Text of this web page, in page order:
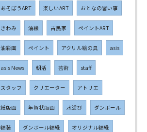
あそぼうART 楽しいART おとなの習い事
きわみ 油絵 古民家 ペイントART
油彩画 ペイント アクリル絵の具 asis
asis News 朝活 芸術 staff
スタッフ クリエーター アトリエ
紙版画 年賀状版画 水遊び ダンボール
額装 ダンボール額縁 オリジナル額縁